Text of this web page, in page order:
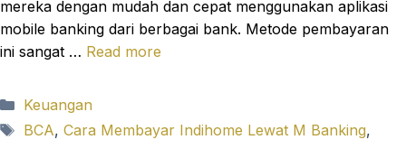
mereka dengan mudah dan cepat menggunakan aplikasi
mobile banking dari berbagai bank. Metode pembayaran
ini sangat … Read more
Categories
Keuangan
Tags
BCA, Cara Membayar Indihome Lewat M Banking,